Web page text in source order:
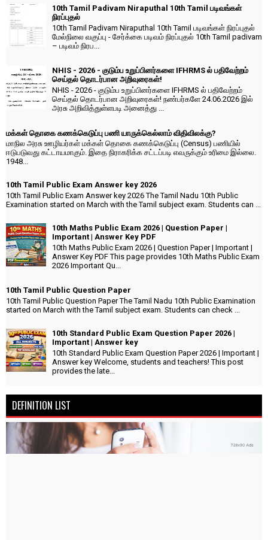
10th Tamil Padivam Niraputhal 10th Tamil படிவங்கள்
நிரப்புதல்
10th Tamil Padivam Niraputhal 10th Tamil படிவங்கள் நிரப்புதல்
மேல்நிலை வகுப்பு - சேர்க்கை படிவம் நிரப்புதல் 10th Tamil padivam
– படிவம் நிரப...
NHIS - 2026 - குடும்ப உறுப்பினர்களை IFHRMS ல் பதிவேற்றம்
செய்தல் தொடர்பான அறிவுரைகள்!
NHIS - 2026 - குடும்ப உறுப்பினர்களை IFHRMS ல் பதிவேற்றம்
செய்தல் தொடர்பான அறிவுரைகள்! நண்பர்களே 24.06.2026 இல்
அரசு அறிவித்துள்ளபடி அனைத்து ...
மக்கள் தொகை கணக்கெடுப்பு பணி யாருக்கெல்லாம் விதிவிலக்கு?
மாநில அரசு ஊழியர்கள் மக்கள் தொகை கணக்கெடுப்பு (Census) பணியில்
ஈடுபடுவது கட்டாயமாகும். இதை நிராகரிக்க சட்டப்படி எவருக்கும் உரிமை இல்லை.
1948...
10th Tamil Public Exam Answer key 2026
10th Tamil Public Exam Answer key 2026 The Tamil Nadu 10th Public
Examination started on March with the Tamil subject exam. Students can ...
10th Maths Public Exam 2026 | Question Paper |
Important | Answer Key PDF
10th Maths Public Exam 2026 | Question Paper | Important |
Answer Key PDF This page provides 10th Maths Public Exam
2026 Important Qu...
10th Tamil Public Question Paper
10th Tamil Public Question Paper The Tamil Nadu 10th Public Examination
started on March with the Tamil subject exam. Students can check ...
10th Standard Public Exam Question Paper 2026 |
Important | Answer key
10th Standard Public Exam Question Paper 2026 | Important |
Answer key Welcome, students and teachers! This post
provides the late...
DEFINITION LIST